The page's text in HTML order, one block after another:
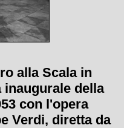
alla Scala in
inaugurale della
con l'opera
Verdi, diretta da